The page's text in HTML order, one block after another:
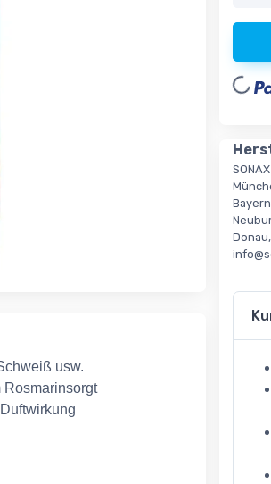
usw.
Rosmarinsorgt
Loading...
Bayern